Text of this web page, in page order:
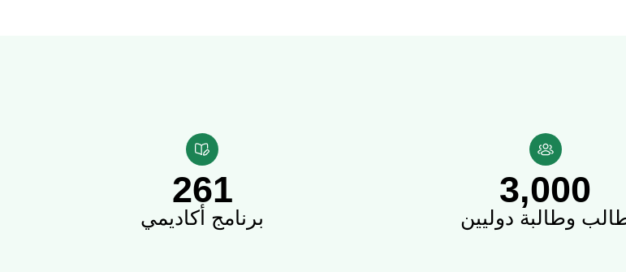
3,000
وطالبة دوليين
261
برنامج أكاديمي
والتطوع في بيئة مُلهِمة محكومة مُفعِّلة للابتكار محققة للعدالة ملتزمة بالآداب وأخلاقيات المهنية بشفافية،